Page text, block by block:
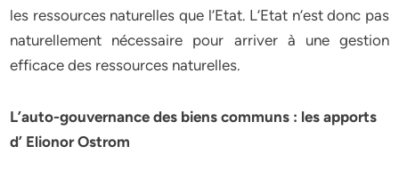
les ressources naturelles que l’Etat. L’Etat n’est donc pas
naturellement nécessaire pour arriver à une gestion
efficace des ressources naturelles.
L’auto-gouvernance des biens communs : les apports
d’ Elionor Ostrom